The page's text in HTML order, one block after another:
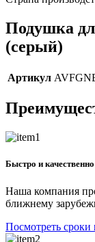
Подушка
(серый)
Артикул
Быстро и
Наша компания
ближнему
Посмотреть сроки